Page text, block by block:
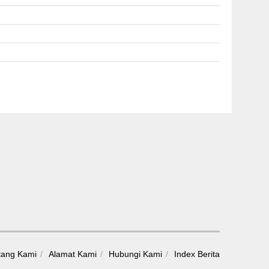
Kami Alamat Kami Hubungi Kami Index Berita